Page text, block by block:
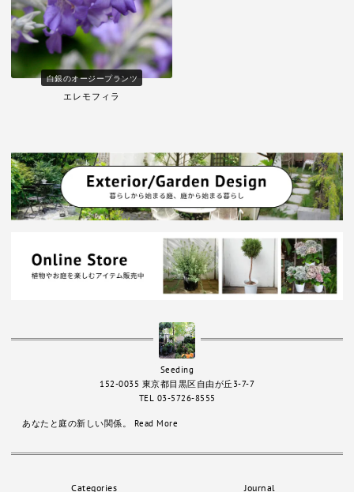
白銀のオージープランツ
エレモフィラ
あなたと庭の新しい関係。 Read More
Seeding
152-0035 東京都目黒区自由が丘3-7-7
TEL 03-5726-8555
Categories Journal